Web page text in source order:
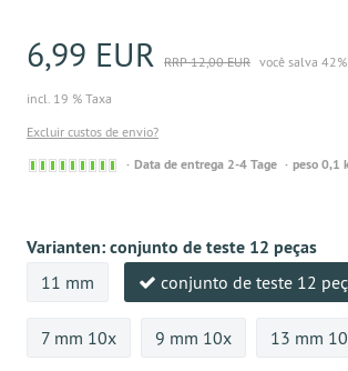
6,99 EUR RRP 12,00 EUR você salva
incl. 19 % Taxa
Excluir custos de envio?
Sofort
Data de entrega 2-4 Tage peso 0,1
Varianten:conjunto de teste 12 peças
11 mm conjunto de teste 12
7 mm 10x 9 mm 10x 13 mm